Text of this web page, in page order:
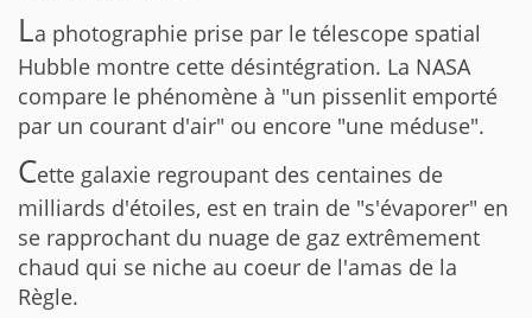
La photographie prise par le télescope spatial
Hubble montre cette désintégration. La NASA
compare le phénomène à "un pissenlit emporté
par un courant d'air" ou encore "une méduse".
Cette galaxie regroupant des centaines de
milliards d'étoiles, est en train de "s'évaporer" en
se rapprochant du nuage de gaz extrêmement
chaud qui se niche au coeur de l'amas de la
Règle.